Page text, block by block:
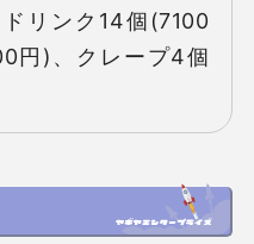
リンク14個(7100
円)、クレープ4個